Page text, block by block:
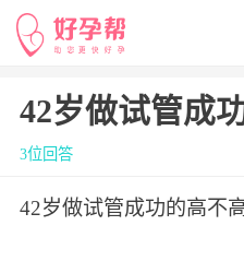
42岁做试管成
3位回答
42岁做试管成功的高不